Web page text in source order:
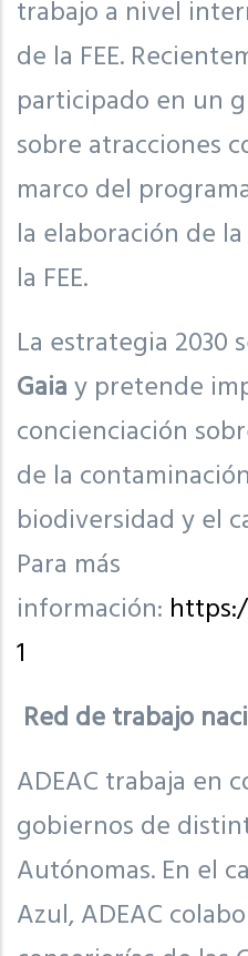
trabajo a nivel
de la FEE.
participado en un
sobre atracciones
marco del
la elaboración de
la FEE.
La estrategia 2030
Gaiay pretende
concienciación
de la
biodiversidad y el
Para más
información:
1
Red de trabajo
ADEAC trabaja en
gobiernos de
Autónomas. En el
Azul, ADEAC